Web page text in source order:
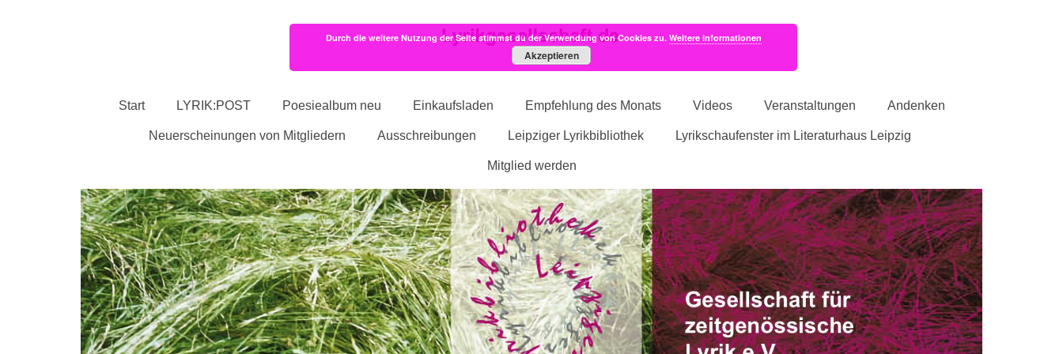
Start LYRIK:POST Poesiealbum neu Einkaufsladen Empfehlung des Monats Videos Veranstaltungen Andenken
Neuerscheinungen von Mitgliedern Ausschreibungen Leipziger Lyrikbibliothek Lyrikschaufenster im Literaturhaus Leipzig
Mitglied werden
Durch die weitere Nutzung der Seite stimmst du der Verwendung von Cookies zu. Weitere Informationen
Akzeptieren